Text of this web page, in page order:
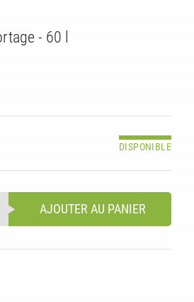
- 60 l
DISPONIBLE
AJOUTER AU PANIER